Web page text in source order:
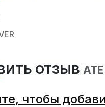
ОТЗЫВ
чтобы